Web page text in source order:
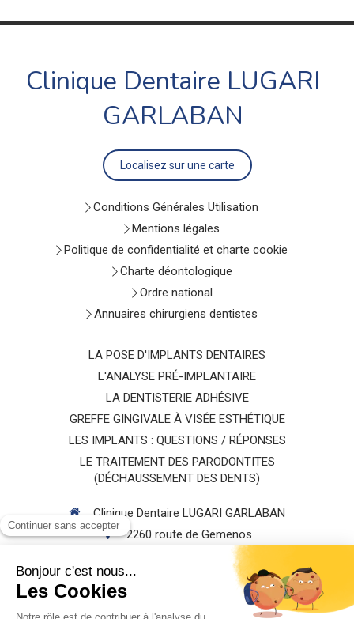
Clinique Dentaire LUGARI
GARLABAN
Localisez sur une carte
Conditions Générales Utilisation
Mentions légales
Politique de confidentialité et charte cookie
Charte déontologique
Ordre national
Annuaires chirurgiens dentistes
LA POSE D'IMPLANTS DENTAIRES
L'ANALYSE PRÉ-IMPLANTAIRE
LA DENTISTERIE ADHÉSIVE
GREFFE GINGIVALE À VISÉE ESTHÉTIQUE
LES IMPLANTS : QUESTIONS / RÉPONSES
LE TRAITEMENT DES PARODONTITES
(DÉCHAUSSEMENT DES DENTS)
Clinique Dentaire LUGARI GARLABAN
2260 route de Gemenos
AUBAGNE
Afficher le téléphone